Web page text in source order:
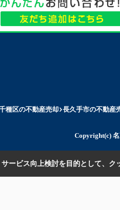
種区の不動産売却 長久手市の不動産
Copyright(c)
ービス向上検討を目的として、ク